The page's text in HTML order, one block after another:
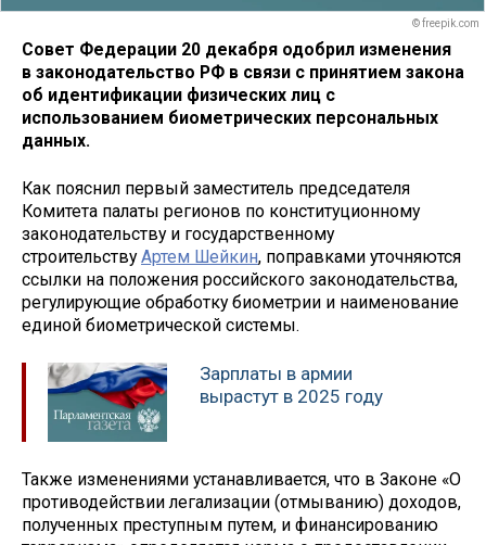
© freepik.com
Совет Федерации 20 декабря одобрил изменения
в законодательство РФ в связи с принятием закона
об идентификации физических лиц с
использованием биометрических персональных
данных.
Как пояснил первый заместитель председателя
Комитета палаты регионов по конституционному
законодательству и государственному
строительствуАртем Шейкин, поправками уточняются
ссылки на положения российского законодательства,
регулирующие обработку биометрии и наименование
единой биометрической системы.
Зарплаты в армии
вырастут в 2025 году
Также изменениями устанавливается, что в Законе «О
противодействии легализации (отмыванию) доходов,
полученных преступным путем, и финансированию